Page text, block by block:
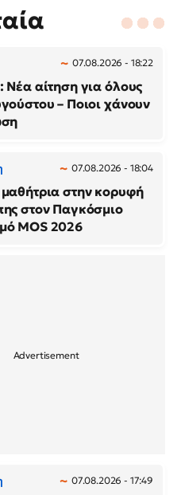
07.08.2026 - 18:22
αίτηση για όλους
– Ποιοι χάνουν
07.08.2026 - 18:04
στην κορυφή
στον Παγκόσμιο
MOS 2026
07.08.2026 - 17:49